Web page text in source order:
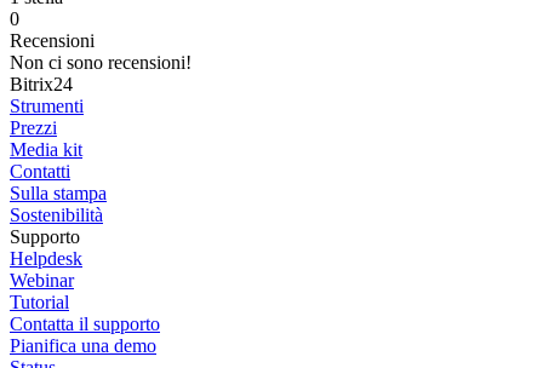
0
Recensioni
Non ci sono recensioni!
Bitrix24
Strumenti
Prezzi
Media kit
Contatti
Sulla stampa
Sostenibilità
Supporto
Helpdesk
Webinar
Tutorial
Contatta il supporto
Pianifica una demo